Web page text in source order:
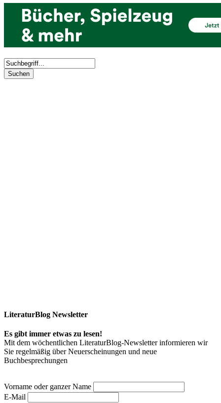
LiteraturBlog Newsletter
Es gibt immer etwas zu lesen!
Mit dem wöchentlichen LiteraturBlog-Newsletter informieren wir
Sie regelmäßig über Neuerscheinungen und neue
Buchbesprechungen
Vorname oder ganzer Name
E-Mail